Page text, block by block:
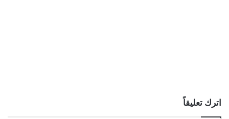
اترك تعليقاً